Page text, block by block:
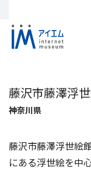
藤沢市藤澤浮
神奈川県
藤沢市藤澤浮世絵
にある浮世絵を中